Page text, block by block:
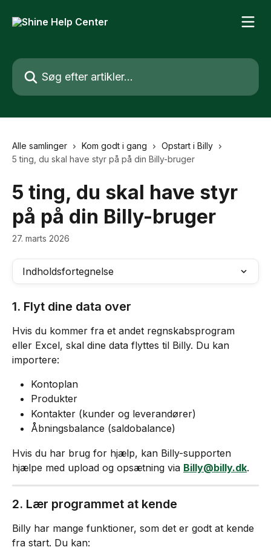
Søg efter artikler...
Alle samlinger Kom godt i gang
Opstart i Billy
5 ting, du skal have styr på på din Billy-bruger
5 ting, du skal have styr
på på din Billy-bruger
27. marts 2026
Indholdsfortegnelse
1. Flyt dine data over
Hvis du kommer fra et andet regnskabsprogram
eller Excel, skal dine data flyttes til Billy. Du kan
importere:
Kontoplan
Produkter
Kontakter (kunder og leverandører)
Åbningsbalance (saldobalance)
Hvis du har brug for hjælp, kan Billy-supporten
hjælpe med upload og opsætning via Billy@billy.dk.
2. Lær programmet at kende
Billy har mange funktioner, som det er godt at kende
fra start. Du kan: